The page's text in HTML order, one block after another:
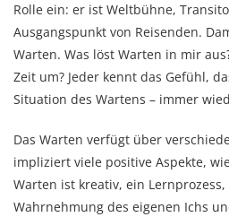
Rolle ein: er ist Weltbühne,
Ausgangspunkt von Reisenden.
Warten. Was löst Warten in mir
Zeit um? Jeder kennt das Gefühl,
Situation des Wartens – immer
Das Warten verfügt über
impliziert viele positive Aspekte,
Warten ist kreativ, ein
Wahrnehmung des eigenen Ichs